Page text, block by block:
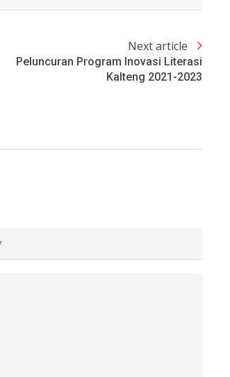
Next article
Peluncuran Program Inovasi Literasi
Kalteng 2021-2023